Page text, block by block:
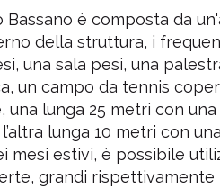
Bassano è composta da
della struttura, i
una sala pesi, una
un campo da tennis
una lunga 25 metri con
lunga 10 metri con
mesi estivi, è possibile
grandi rispettivamente